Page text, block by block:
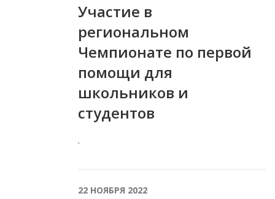
Участие в
региональном
Чемпионате по первой
помощи для
школьников и
студентов
.
22 НОЯБРЯ 2022